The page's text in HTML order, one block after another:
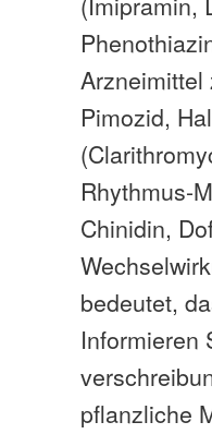
Pimozid,
Rhythmus-
Chinidin,
bedeutet,
Informieren
pflanzliche